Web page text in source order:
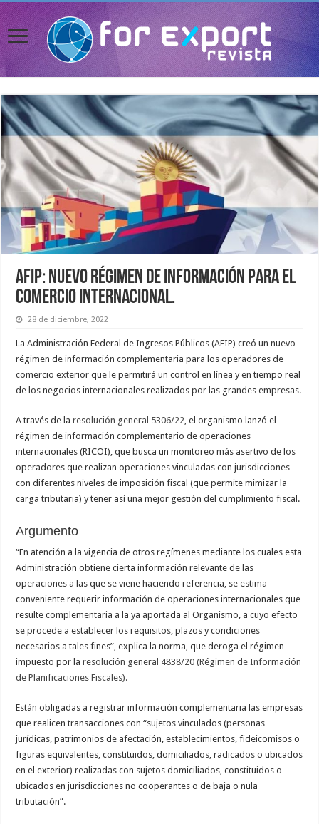
AFIP: nuevo régimen de información para el
comercio internacional.
28 de diciembre, 2022
La Administración Federal de Ingresos Públicos (AFIP) creó un nuevo
régimen de información complementaria para los operadores de
comercio exterior que le permitirá un control en línea y en tiempo real
de los negocios internacionales realizados por las grandes empresas.
A través de laresolución general 5306/22 , el organismo lanzó el
régimen de información complementario de operaciones
internacionales (RICOI), que busca un monitoreo más asertivo de los
operadores que realizan operaciones vinculadas con jurisdicciones
con diferentes niveles de imposición fiscal (que permite mimizar la
carga tributaria) y tener así una mejor gestión del cumplimiento fiscal.
Argumento
“En atención a la vigencia de otros regímenes mediante los cuales esta
Administración obtiene cierta información relevante de las
operaciones a las que se viene haciendo referencia, se estima
conveniente requerir información de operaciones internacionales que
resulte complementaria a la ya aportada al Organismo, a cuyo efecto
se procede a establecer los requisitos, plazos y condiciones
necesarios a tales fines”, explica la norma, que deroga el régimen
impuesto por laresolución general 4838/20 (Régimen de Información
de Planificaciones Fiscales).
Están obligadas a registrar información complementaria las empresas
que realicen transacciones con “sujetos vinculados (personas
jurídicas, patrimonios de afectación, establecimientos, fideicomisos o
figuras equivalentes, constituidos, domiciliados, radicados o ubicados
en el exterior) realizadas con sujetos domiciliados, constituidos o
ubicados en jurisdicciones no cooperantes o de baja o nula
tributación”.